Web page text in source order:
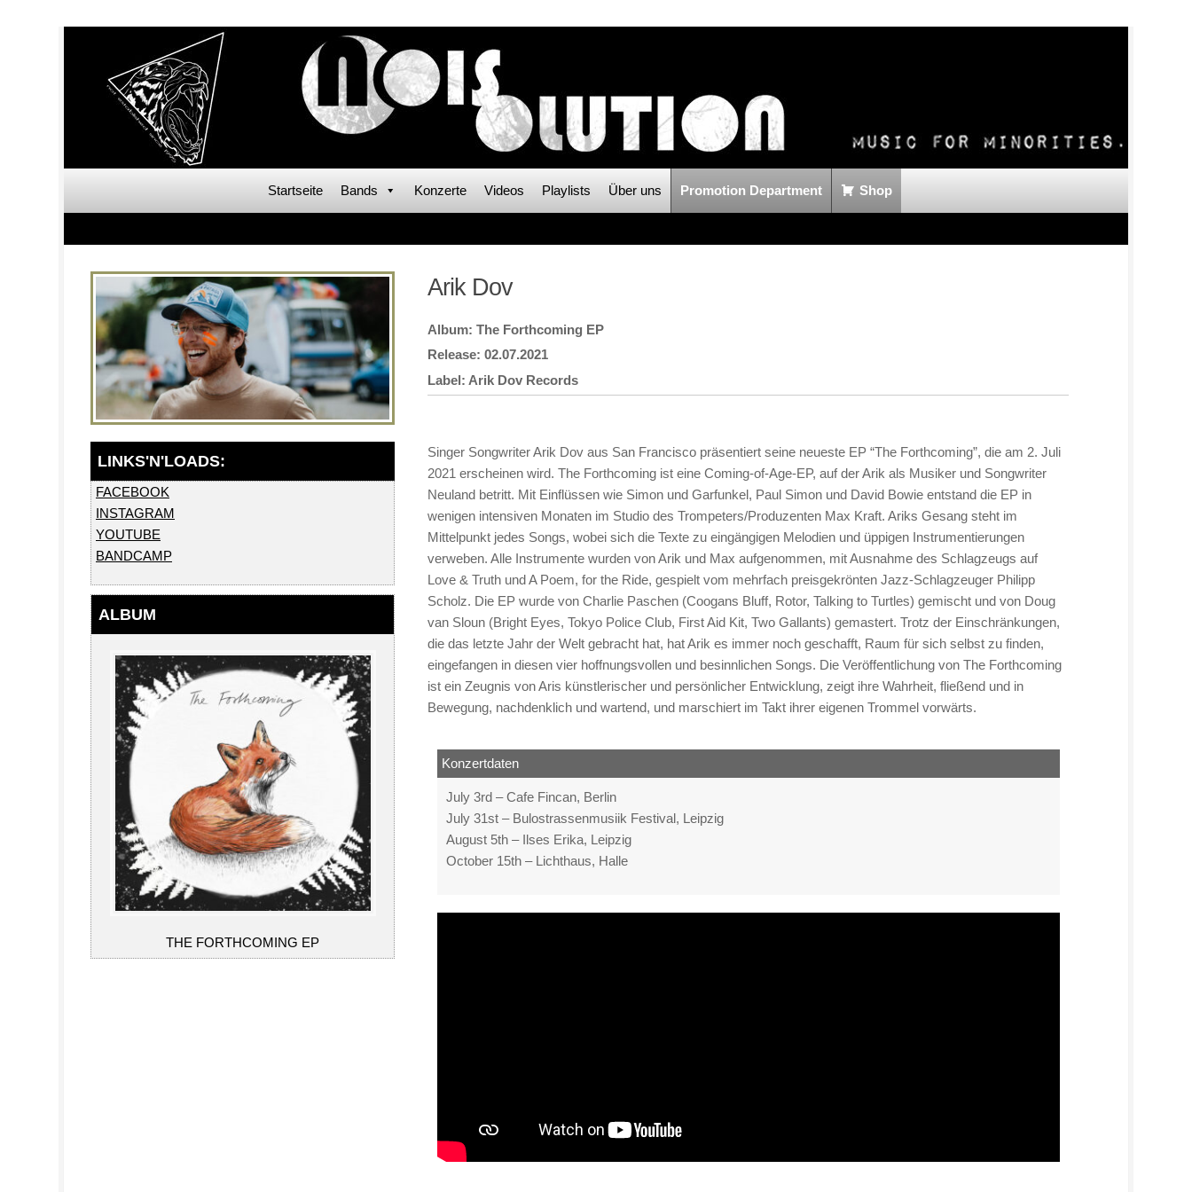
Startseite Bands Konzerte Videos Playlists Über uns Promotion Department Shop
Arik Dov
The Forthcoming EP
02.07.2021
Arik Dov Records
FACEBOOK
INSTAGRAM
YOUTUBE
BANDCAMP
ALBUM
THE FORTHCOMING EP
Singer Songwriter Arik Dov aus San Francisco präsentiert seine neueste EP “The Forthcoming”, die am 2. Juli
2021 erscheinen wird. The Forthcoming ist eine Coming-of-Age-EP, auf der Arik als Musiker und Songwriter
Neuland betritt. Mit Einflüssen wie Simon und Garfunkel, Paul Simon und David Bowie entstand die EP in
wenigen intensiven Monaten im Studio des Trompeters/Produzenten Max Kraft. Ariks Gesang steht im
Mittelpunkt jedes Songs, wobei sich die Texte zu eingängigen Melodien und üppigen Instrumentierungen
verweben. Alle Instrumente wurden von Arik und Max aufgenommen, mit Ausnahme des Schlagzeugs auf
Love & Truth und A Poem, for the Ride, gespielt vom mehrfach preisgekrönten Jazz-Schlagzeuger Philipp
Scholz. Die EP wurde von Charlie Paschen (Coogans Bluff, Rotor, Talking to Turtles) gemischt und von Doug
van Sloun (Bright Eyes, Tokyo Police Club, First Aid Kit, Two Gallants) gemastert. Trotz der Einschränkungen,
die das letzte Jahr der Welt gebracht hat, hat Arik es immer noch geschafft, Raum für sich selbst zu finden,
eingefangen in diesen vier hoffnungsvollen und besinnlichen Songs. Die Veröffentlichung von The Forthcoming
ist ein Zeugnis von Aris künstlerischer und persönlicher Entwicklung, zeigt ihre Wahrheit, fließend und in
Bewegung, nachdenklich und wartend, und marschiert im Takt ihrer eigenen Trommel vorwärts.
Konzertdaten
July 3rd – Cafe Fincan, Berlin
July 31st – Bulostrassenmusiik Festival, Leipzig
August 5th – Ilses Erika, Leipzig
October 15th – Lichthaus, Halle